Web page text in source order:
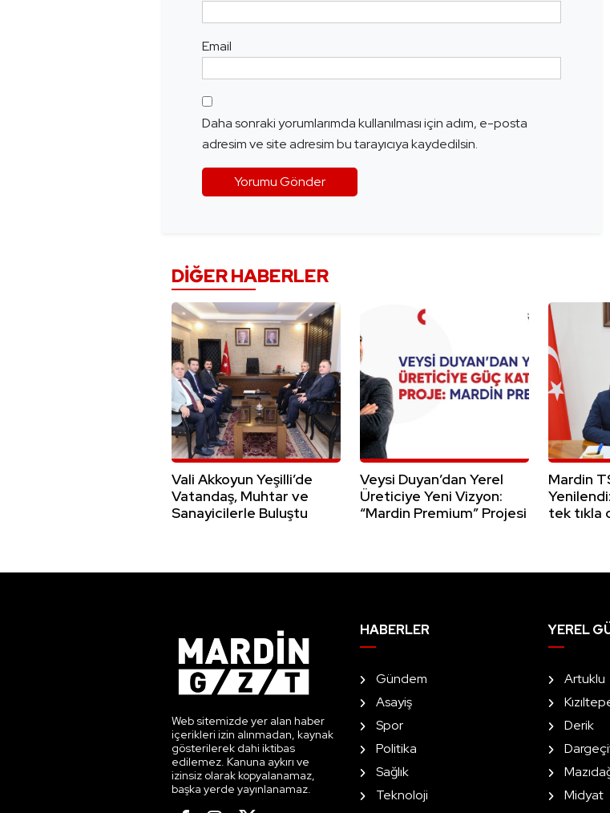
Email
Daha sonraki yorumlarımda kullanılması için adım, e-posta
adresim ve site adresim bu tarayıcıya kaydedilsin.
DIĞER HABERLER
Vali Akkoyun Yeşilli’de
Vatandaş, Muhtar ve
Sanayicilerle Buluştu
Veysi Duyan’dan Yerel
Üreticiye Yeni Vizyon:
“Mardin Premium” Projesi
Mardin
tek tıkla
Web sitemizde yer alan haber
içerikleri izin alınmadan, kaynak
gösterilerek dahi iktibas
edilemez. Kanuna aykırı ve
izinsiz olarak kopyalanamaz,
başka yerde yayınlanamaz.
HABERLER
Gündem
Asayiş
Spor
Politika
Sağlık
Teknoloji
YEREL
Artuklu
Derik
Midyat